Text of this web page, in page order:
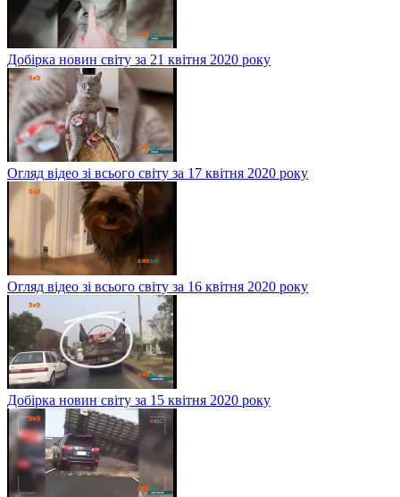
Добірка новин світу за 21 квітня 2020 року
Огляд відео зі всього світу за 17 квітня 2020 року
Огляд відео зі всього світу за 16 квітня 2020 року
Добірка новин світу за 15 квітня 2020 року